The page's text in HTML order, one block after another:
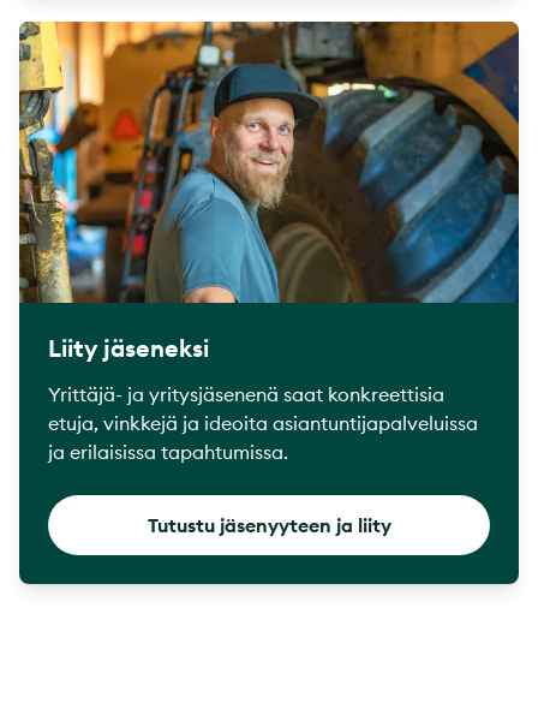
Liity jäseneksi
Yrittäjä- ja yritysjäsenenä saat konkreettisia
etuja, vinkkejä ja ideoita asiantuntijapalveluissa
ja erilaisissa tapahtumissa.
Tutustu jäsenyyteen ja liity